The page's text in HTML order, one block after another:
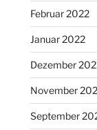
Februar 2022
Januar 2022
Dezember
November
September